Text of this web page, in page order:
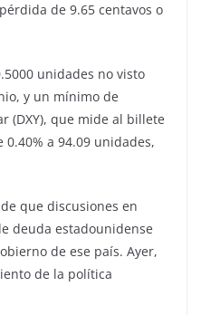
de 9.65 centavos o
unidades no visto
y un mínimo de
(DXY), que mide al billete
a 94.09 unidades,
que discusiones en
deuda estadounidense
de ese país. Ayer,
de la política